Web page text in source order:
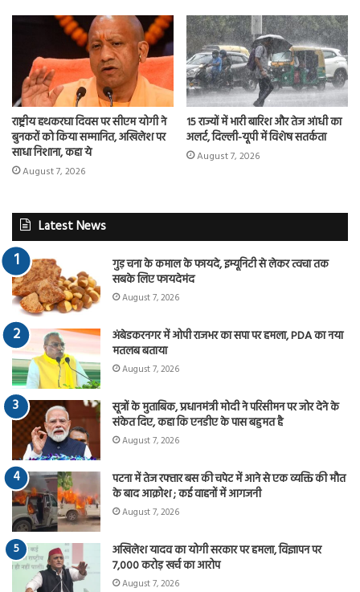
राष्ट्रीय हथकरघा दिवस पर सीएम योगी ने
बुनकरों को किया सम्मानित, अखिलेश पर
साधा निशाना, कहा ये
August 7, 2026
15 राज्यों में भारी बारिश और तेज आंधी का
अलर्ट, दिल्ली-यूपी में विशेष सतर्कता
August 7, 2026
Latest News
गुड़ चना के कमाल के फायदे, इम्यूनिटी से लेकर त्वचा तक
सबके लिए फायदेमंद
August 7, 2026
अंबेडकरनगर में ओपी राजभर का सपा पर हमला, PDA का नया
मतलब बताया
August 7, 2026
सूत्रों के मुताबिक, प्रधानमंत्री मोदी ने परिसीमन पर जोर देने के
संकेत दिए, कहा कि एनडीए के पास बहुमत है
August 7, 2026
पटना में तेज रफ्तार बस की चपेट में आने से एक व्यक्ति की मौत
के बाद आक्रोश ; कई वाहनों में आगजनी
August 7, 2026
अखिलेश यादव का योगी सरकार पर हमला, विज्ञापन पर
7,000 करोड़ खर्च का आरोप
August 7, 2026